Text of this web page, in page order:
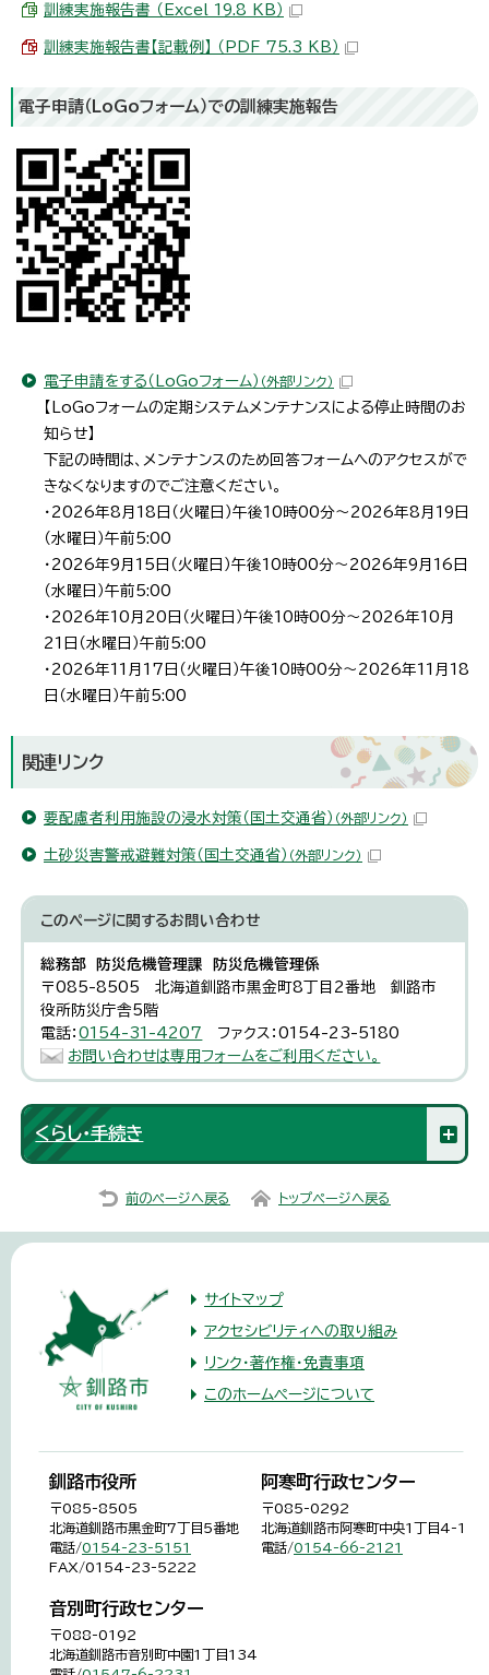
訓練実施報告書 （Excel 19.8 KB）
訓練実施報告書【記載例】 （PDF 75.3 KB）
電子申請（LoGoフォーム）での訓練実施報告
電子申請をする（LoGoフォーム） （外部リンク）
【LoGoフォームの定期システムメンテナンスによる停止時間のお
知らせ】
下記の時間は、メンテナンスのため回答フォームへのアクセスがで
きなくなりますのでご注意ください。
・2026年8月18日（火曜日）午後10時00分～2026年8月19日
（水曜日）午前5:00
・2026年9月15日（火曜日）午後10時00分～2026年9月16日
（水曜日）午前5:00
・2026年10月20日（火曜日）午後10時00分～2026年10月
21日（水曜日）午前5:00
・2026年11月17日（火曜日）午後10時00分～2026年11月18
日（水曜日）午前5:00
関連リンク
要配慮者利用施設の浸水対策（国土交通省） （外部リンク）
土砂災害警戒避難対策（国土交通省） （外部リンク）
このページに関するお問い合わせ
総務部 防災危機管理課 防災危機管理係
〒085-8505 北海道釧路市黒金町8丁目2番地 釧路市
役所防災庁舎5階
電話：0154-31-4207
ファクス：0154-23-5180
お問い合わせは専用フォームをご利用ください。
くらし・手続き
前のページへ戻る トップページへ戻る
サイトマップ
アクセシビリティへの取り組み
リンク・著作権・免責事項
このホームページについて
釧路市役所
〒085-8505
北海道釧路市黒金町7丁目5番地
電話/0154-23-5151
FAX/0154-23-5222
阿寒町行政センター
〒085-0292
北海道釧路市阿寒町中央1丁目4-1
電話/0154-66-2121
音別町行政センター
〒088-0192
北海道釧路市音別町中園1丁目134